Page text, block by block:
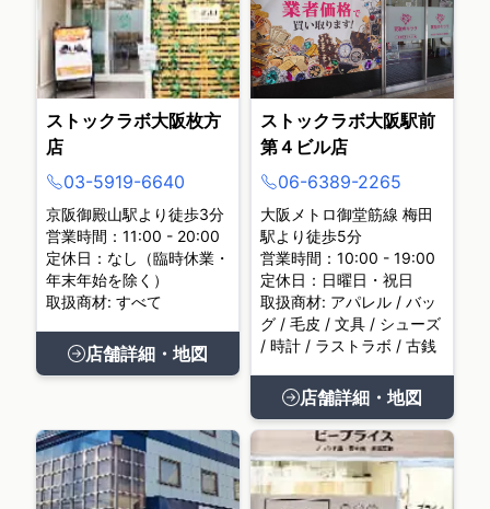
ストックラボ大阪枚方
店
03-5919-6640
京阪御殿山駅より徒歩3分
営業時間：11:00 - 20:00
定休日：なし（臨時休業・
年末年始を除く）
取扱商材: すべて
店舗詳細・地図
ストックラボ大阪駅前
第４ビル店
06-6389-2265
大阪メトロ御堂筋線 梅田
駅より徒歩5分
営業時間：10:00 - 19:00
定休日：日曜日・祝日
取扱商材: アパレル / バッ
グ / 毛皮 / 文具 / シューズ
/ 時計 / ラストラボ / 古銭
店舗詳細・地図